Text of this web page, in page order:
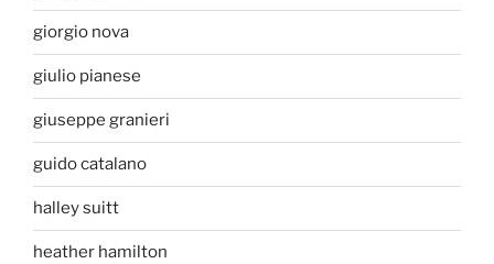
giorgio nova
giulio pianese
giuseppe granieri
guido catalano
halley suitt
heather hamilton